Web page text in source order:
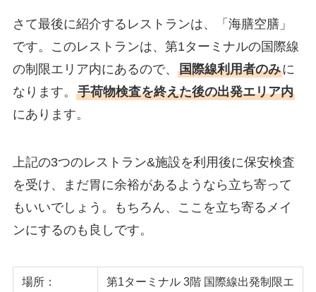
さて最後に紹介するレストランは、「海膳空膳」
です。このレストランは、第1ターミナルの国際線
の制限エリア内にあるので、 国際線利用者のみに
なります。 手荷物検査を終えた後の出発エリア内
にあります。
上記の3つのレストラン&施設を利用後に保安検査
を受け、まだ胃に余裕があるようなら立ち寄って
もいいでしょう。もちろん、ここを立ち寄るメイ
ンにするのも良しです。
場所：
第1ターミナル 3階 国際線出発制限エ